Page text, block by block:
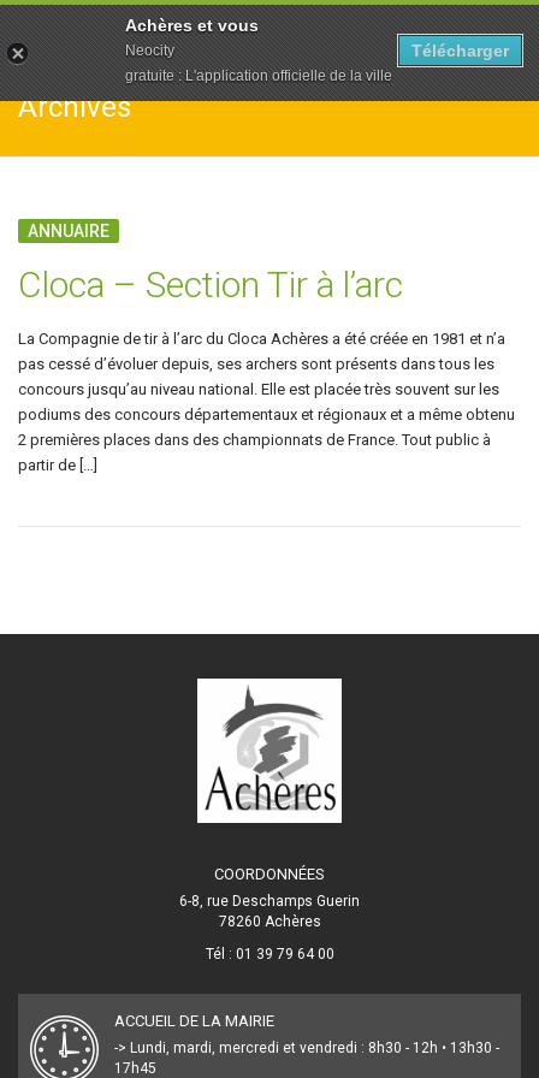
Archives
ANNUAIRE
Cloca – Section Tir à l’arc
La Compagnie de tir à l’arc du Cloca Achères a été créée en 1981 et n’a
pas cessé d’évoluer depuis, ses archers sont présents dans tous les
concours jusqu’au niveau national. Elle est placée très souvent sur les
podiums des concours départementaux et régionaux et a même obtenu
2 premières places dans des championnats de France. Tout public à
partir de […]
COORDONNÉES
6-8, rue Deschamps Guerin
78260 Achères
Tél : 01 39 79 64 00
ACCUEIL DE LA MAIRIE
-> Lundi, mardi, mercredi et vendredi : 8h30 - 12h • 13h30 -
17h45
Achères et vous
Neocity
gratuite : L'application officielle de la ville
Télécharger